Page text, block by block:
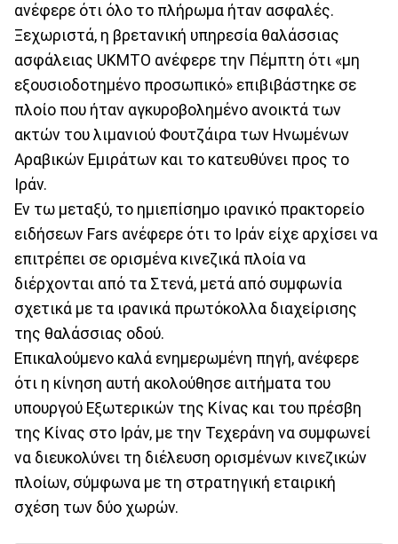
ανέφερε ότι όλο το πλήρωμα ήταν ασφαλές.
Ξεχωριστά, η βρετανική υπηρεσία θαλάσσιας
ασφάλειας UKMTO ανέφερε την Πέμπτη ότι «μη
εξουσιοδοτημένο προσωπικό» επιβιβάστηκε σε
πλοίο που ήταν αγκυροβολημένο ανοικτά των
ακτών του λιμανιού Φουτζάιρα των Ηνωμένων
Αραβικών Εμιράτων και το κατευθύνει προς το
Ιράν.
Εν τω μεταξύ, το ημιεπίσημο ιρανικό πρακτορείο
ειδήσεων Fars ανέφερε ότι το Ιράν είχε αρχίσει να
επιτρέπει σε ορισμένα κινεζικά πλοία να
διέρχονται από τα Στενά, μετά από συμφωνία
σχετικά με τα ιρανικά πρωτόκολλα διαχείρισης
της θαλάσσιας οδού.
Επικαλούμενο καλά ενημερωμένη πηγή, ανέφερε
ότι η κίνηση αυτή ακολούθησε αιτήματα του
υπουργού Εξωτερικών της Κίνας και του πρέσβη
της Κίνας στο Ιράν, με την Τεχεράνη να συμφωνεί
να διευκολύνει τη διέλευση ορισμένων κινεζικών
πλοίων, σύμφωνα με τη στρατηγική εταιρική
σχέση των δύο χωρών.